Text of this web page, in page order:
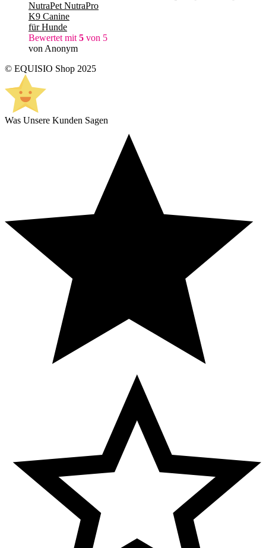
NutraPet NutraPro
K9 Canine
für Hunde
Bewertet mit 5 von 5
von Anonym
© EQUISIO Shop 2025
Was Unsere Kunden Sagen